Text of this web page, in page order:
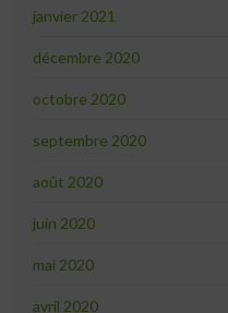
janvier 2021
décembre 2020
octobre 2020
septembre 2020
août 2020
juin 2020
mai 2020
avril 2020